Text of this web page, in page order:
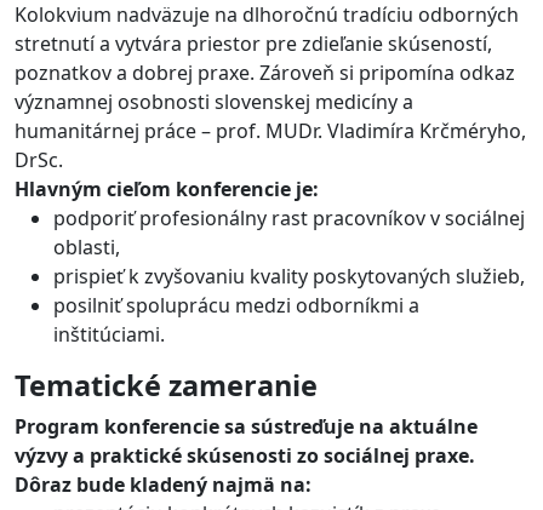
Kolokvium nadväzuje na dlhoročnú tradíciu odborných
stretnutí a vytvára priestor pre zdieľanie skúseností,
poznatkov a dobrej praxe. Zároveň si pripomína odkaz
významnej osobnosti slovenskej medicíny a
humanitárnej práce – prof. MUDr. Vladimíra Krčméryho,
DrSc.
Hlavným cieľom konferencie je:
podporiť profesionálny rast pracovníkov v sociálnej
oblasti,
prispieť k zvyšovaniu kvality poskytovaných služieb,
posilniť spoluprácu medzi odborníkmi a
inštitúciami.
Tematické zameranie
Program konferencie sa sústreďuje na aktuálne
výzvy a praktické skúsenosti zo sociálnej praxe.
Dôraz bude kladený najmä na: